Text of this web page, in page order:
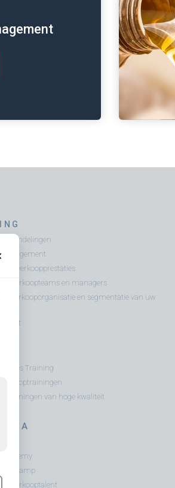
Management
van verkoopprestaties
verkoopteams en managers
verkooporganisatie en segmentatie van uw
» Sales Training
verkooptrainingen
trainingen van hoge kwaliteit
& IA
Academy
Bootcamp
verkooptalent